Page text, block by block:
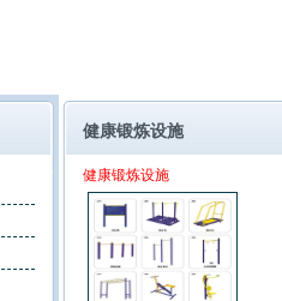
健康锻炼设施
健康锻炼设施